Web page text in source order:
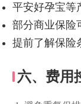
平安好孕宝等
部分商业保险
提前了解保险
六、费用